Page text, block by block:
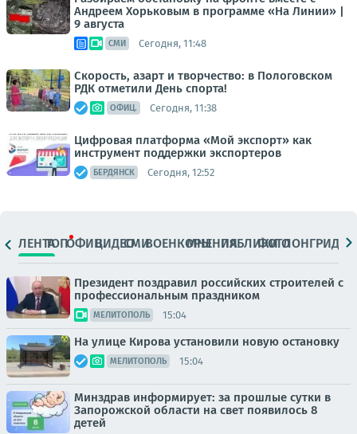
Андреем Хорьковым в программе «На Линии» |
9 августа
СМИ Сегодня, 11:48
Скорость, азарт и творчество: в Пологовском
РДК отметили День спорта!
ОФИЦ. Сегодня, 11:38
Цифровая платформа «Мой экспорт» как
инструмент поддержки экспортеров
БЕРДЯНСК Сегодня, 12:52
ЛЕНТАТОПОФИЦ.ВИДЕОСМИВОЕНКОРЫМНЕНИЯПАБЛИКИ
ФОТОЛОНГРИДЫ
Президент поздравил российских строителей с
профессиональным праздником
МЕЛИТОПОЛЬ 15:04
На улице Кирова установили новую остановку
МЕЛИТОПОЛЬ 15:04
Минздрав информирует: за прошлые сутки в
Запорожской области на свет появилось 8
детей